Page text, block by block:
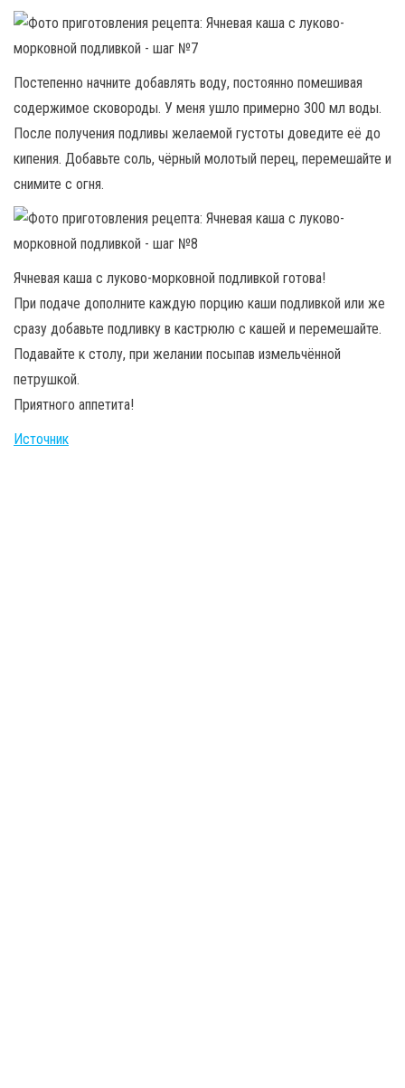
Постепенно начните добавлять воду, постоянно помешивая
содержимое сковороды. У меня ушло примерно 300 мл воды.
После получения подливы желаемой густоты доведите её до
кипения. Добавьте соль, чёрный молотый перец, перемешайте и
снимите с огня.
Ячневая каша с луково-морковной подливкой готова!
При подаче дополните каждую порцию каши подливкой или же
сразу добавьте подливку в кастрюлю с кашей и перемешайте.
Подавайте к столу, при желании посыпав измельчённой
петрушкой.
Приятного аппетита!
Источник